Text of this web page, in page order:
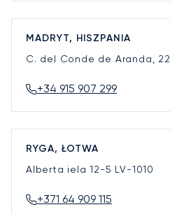
MADRYT, HISZPANIA
C. del Conde de Aranda, 22
+34 915 907 299
RYGA, ŁOTWA
Alberta iela 12-5 LV-1010
+371 64 909 115